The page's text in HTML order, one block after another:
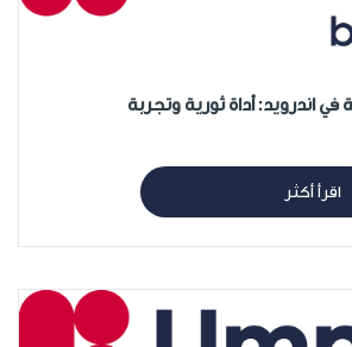
اندرويد: أداة ثورية وتجربة
اقرأ أكثر